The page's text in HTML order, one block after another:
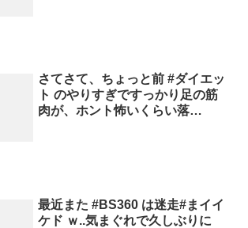
さてさて、ちょっと前 #ダイエッ
ト のやりすぎですっかり足の筋
肉が、ホント怖いくらい落…
最近また #BS360 は迷走#まイイ
ケド ｗ..気まぐれで久しぶりに